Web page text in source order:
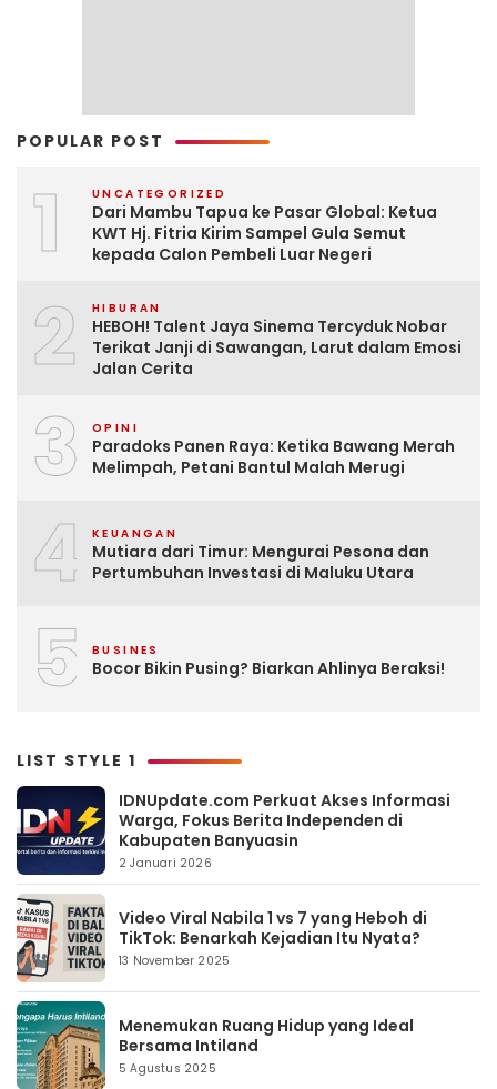
POPULAR POST
1 UNCATEGORIZED
Dari Mambu Tapua ke Pasar Global: Ketua
KWT Hj. Fitria Kirim Sampel Gula Semut
kepada Calon Pembeli Luar Negeri
2 HIBURAN
HEBOH! Talent Jaya Sinema Tercyduk Nobar
Terikat Janji di Sawangan, Larut dalam Emosi
Jalan Cerita
3 OPINI
Paradoks Panen Raya: Ketika Bawang Merah
Melimpah, Petani Bantul Malah Merugi
4 KEUANGAN
Mutiara dari Timur: Mengurai Pesona dan
Pertumbuhan Investasi di Maluku Utara
5 BUSINES
Bocor Bikin Pusing? Biarkan Ahlinya Beraksi!
LIST STYLE 1
IDNUpdate.com Perkuat Akses Informasi
Warga, Fokus Berita Independen di
Kabupaten Banyuasin
2 Januari 2026
Video Viral Nabila 1 vs 7 yang Heboh di
TikTok: Benarkah Kejadian Itu Nyata?
13 November 2025
Menemukan Ruang Hidup yang Ideal
Bersama Intiland
5 Agustus 2025